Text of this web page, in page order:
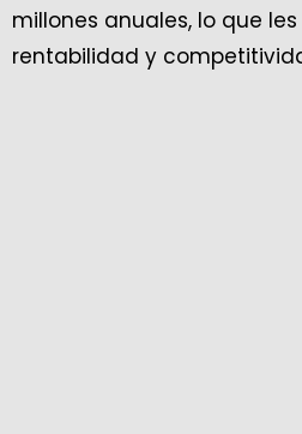
millones anuales, lo que
rentabilidad y